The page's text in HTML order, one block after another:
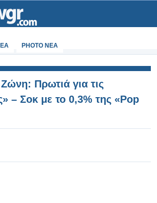
PHOTO NEA
Πρωτιά για τις
– Σοκ με το 0,3% της «Pop